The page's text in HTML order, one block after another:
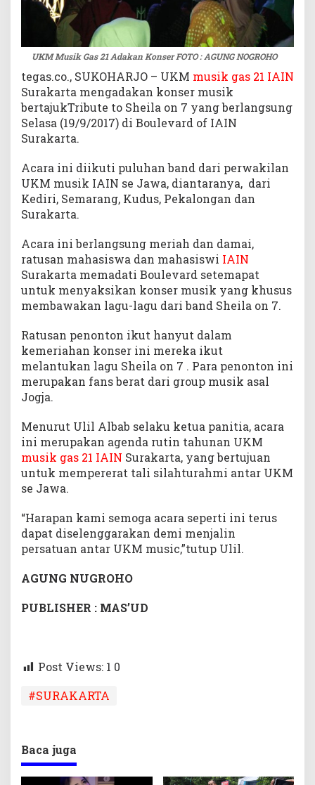
UKM Musik Gas 21 Adakan Konser FOTO : AGUNG NOGROHO
tegas.co., SUKOHARJO – UKM musik gas 21 IAIN
Surakarta mengadakan konser musik
bertajukTribute to Sheila on 7 yang berlangsung
Selasa (19/9/2017) di Boulevard of IAIN
Surakarta.
Acara ini diikuti puluhan band dari perwakilan
UKM musik IAIN se Jawa, diantaranya, dari
Kediri, Semarang, Kudus, Pekalongan dan
Surakarta.
Acara ini berlangsung meriah dan damai,
ratusan mahasiswa dan mahasiswi IAIN
Surakarta memadati Boulevard setemapat
untuk menyaksikan konser musik yang khusus
membawakan lagu-lagu dari band Sheila on 7.
Ratusan penonton ikut hanyut dalam
kemeriahan konser ini mereka ikut
melantukan lagu Sheila on 7 . Para penonton ini
merupakan fans berat dari group musik asal
Jogja.
Menurut Ulil Albab selaku ketua panitia, acara
ini merupakan agenda rutin tahunan UKM
musik gas 21 IAIN Surakarta, yang bertujuan
untuk mempererat tali silahturahmi antar UKM
se Jawa.
“Harapan kami semoga acara seperti ini terus
dapat diselenggarakan demi menjalin
persatuan antar UKM music,”tutup Ulil.
AGUNG NUGROHO
PUBLISHER : MAS’UD
Post Views: 1 0
#SURAKARTA
Baca juga